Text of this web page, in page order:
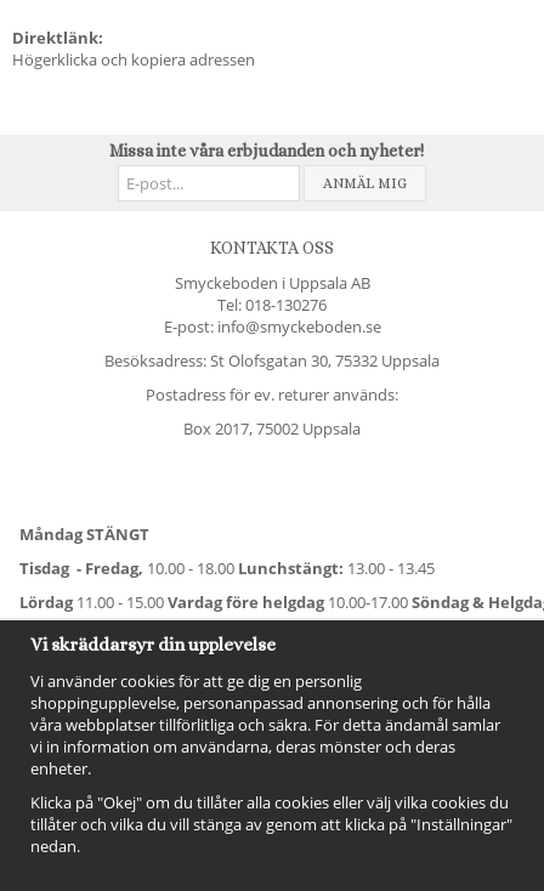
Direktlänk:
Högerklicka och kopiera adressen
Missa inte våra erbjudanden och nyheter!
ANMÄL MIG
KONTAKTA OSS
Smyckeboden i Uppsala AB
Tel:018-130276
E-post: info@smyckeboden.se
Besöksadress: St Olofsgatan 30, 75332 Uppsala
Postadress för ev. returer används:
Box 2017, 75002 Uppsala
Måndag STÄNGT
Tisdag - Fredag, 10.00 - 18.00 Lunchstängt: 13.00 - 13.45
Lördag11.00 - 15.00Vardag före helgdag10.00-17.00Söndag &
För avvikande öppettider:
Titta här
Vi skräddarsyr din upplevelse
Vi använder cookies för att ge dig en personlig
shoppingupplevelse, personanpassad annonsering och för hålla
våra webbplatser tillförlitliga och säkra. För detta ändamål samlar
vi in information om användarna, deras mönster och deras
enheter.
Klicka på "Okej" om du tillåter alla cookies eller välj vilka cookies du
tillåter och vilka du vill stänga av genom att klicka på "Inställningar"
nedan.